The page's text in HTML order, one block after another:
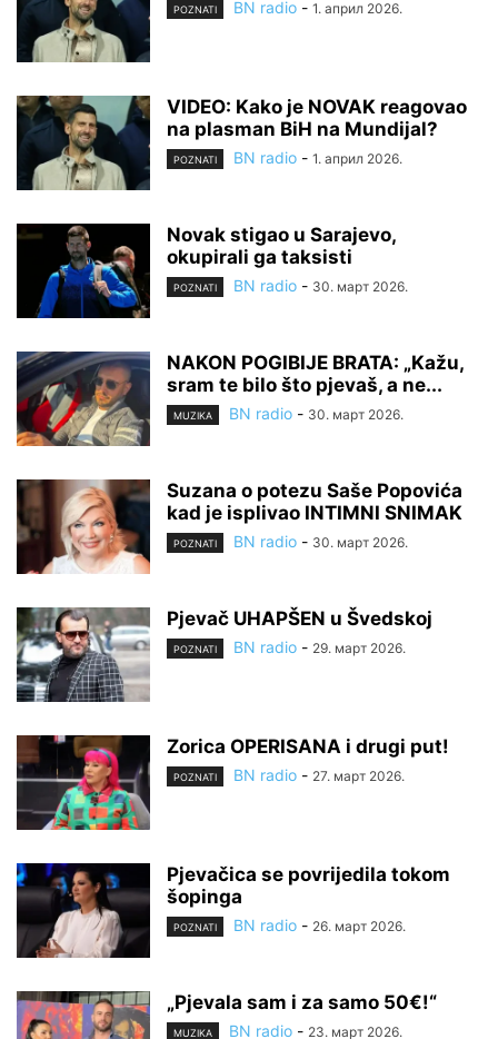
POZNATI BN radio - 1. април 2026.
VIDEO: Kako je NOVAK reagovao
na plasman BiH na Mundijal?
POZNATI BN radio - 1. април 2026.
Novak stigao u Sarajevo,
okupirali ga taksisti
POZNATI BN radio - 30. март 2026.
NAKON POGIBIJE BRATA: „Kažu,
sram te bilo što pjevaš, a ne...
MUZIKA BN radio - 30. март 2026.
Suzana o potezu Saše Popovića
kad je isplivao INTIMNI SNIMAK
POZNATI BN radio - 30. март 2026.
Pjevač UHAPŠEN u Švedskoj
POZNATI BN radio - 29. март 2026.
Zorica OPERISANA i drugi put!
POZNATI BN radio - 27. март 2026.
Pjevačica se povrijedila tokom
šopinga
POZNATI BN radio - 26. март 2026.
„Pjevala sam i za samo 50€!“
MUZIKA BN radio - 23. март 2026.